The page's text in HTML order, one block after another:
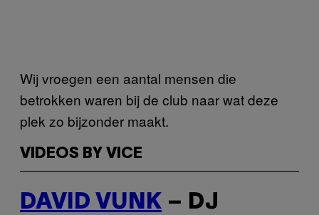
Wij vroegen een aantal mensen die
betrokken waren bij de club naar wat deze
plek zo bijzonder maakt.
VIDEOS BY VICE
DAVID VUNK – DJ